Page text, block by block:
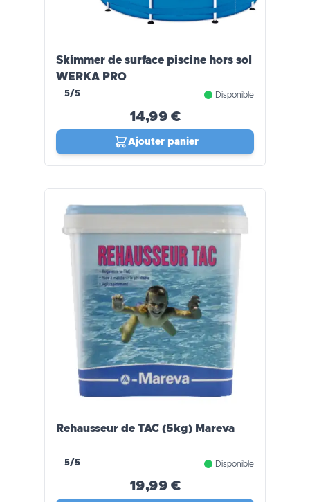
Skimmer de surface piscine hors sol
WERKA PRO
5/5 Disponible
14,99 €
Ajouter panier
Rehausseur de TAC (5kg) Mareva
5/5 Disponible
19,99 €